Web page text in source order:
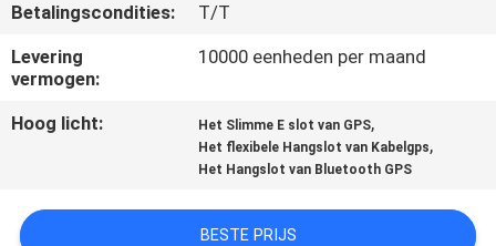
VERZOEK
OM EEN
CITAAT
SITEMAP
Betalingscondities:
T/T
Levering
vermogen:
10000 eenheden per maand
Hoog licht: Het Slimme E slot van GPS,
Het flexibele Hangslot van Kabelgps,
Het Hangslot van Bluetooth GPS
BESTE PRIJS